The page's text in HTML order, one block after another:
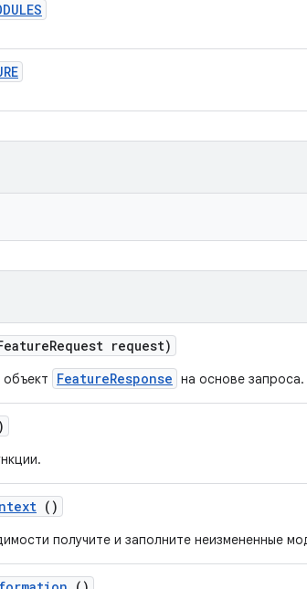
Request request)
FeatureResponse на основе запроса.
()
получите и заполните неизмененные